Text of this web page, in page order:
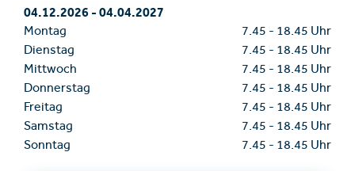
04.12.2026-04.04.2027
Montag 7.45 - 18.45 Uhr
Dienstag
7.45 - 18.45 Uhr
Mittwoch
7.45 - 18.45 Uhr
Donnerstag
7.45 - 18.45 Uhr
Freitag
7.45 - 18.45 Uhr
Samstag
7.45 - 18.45 Uhr
Sonntag
7.45 - 18.45 Uhr